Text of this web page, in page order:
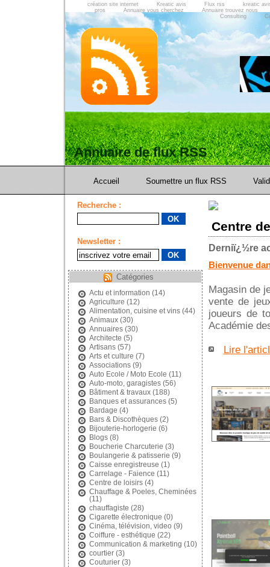
création site internet Kreatic avis Flux rss
kreatic
pros
Annuaire vous cherchez
Annuaire trouvez nous
Consulting
Annuaire de flux RSS
Accueil Soumettre un flux RSS
Recherche :
Newsletter :
Catégories
Actu et information (14)
Agriculture (12)
Alimentation, cuisine et vins(44)
Animaux(30)
Annuaires(30)
Architecte (5)
Artisans(57)
Arts et culture (7)
Associations(9)
Auto Ecole / Moto Ecole (11)
Auto-moto, garagistes(56)
Bâtiment & travaux(188)
Banques et assurances(5)
Bardage (4)
Bars & Discothèques(2)
Bijouterie-horlogerie (6)
Blogs(8)
Boucherie Charcuterie (3)
Boulangerie & patisserie (9)
Caisse enregistreuse (1)
Carrelage - Faience (11)
Centre de loisirs(4)
Chauffage & Poeles, Cheminées
(11)
chauffagiste (28)
Cigarette électronique (0)
Cinéma, télévision, video (9)
Coiffure - esthétique (22)
Communication & marketing (10)
courtier(3)
Couturier(3)
Centre
Derniï¿½re
Bienvenue
Magasin de
vente de
joueurs de
Académie
Lire